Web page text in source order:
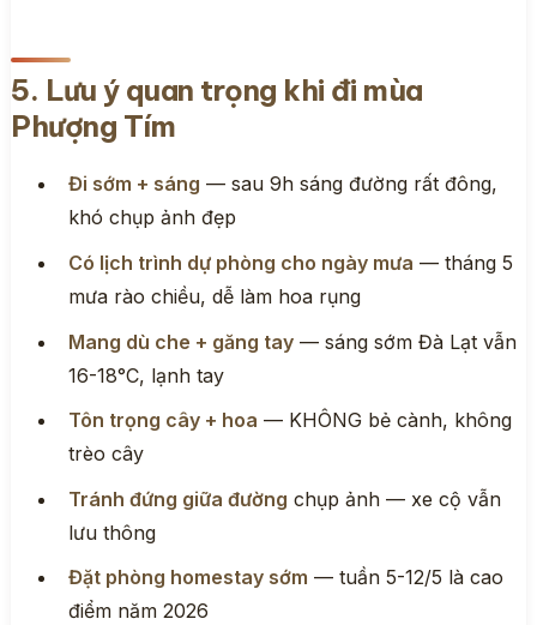
5. Lưu ý quan trọng khi đi mùa
Phượng Tím
Đi sớm + sáng — sau 9h sáng đường rất đông,
khó chụp ảnh đẹp
Có lịch trình dự phòng cho ngày mưa — tháng 5
mưa rào chiều, dễ làm hoa rụng
Mang dù che + găng tay — sáng sớm Đà Lạt vẫn
16-18°C, lạnh tay
Tôn trọng cây + hoa — KHÔNG bẻ cành, không
trèo cây
Tránh đứng giữa đường chụp ảnh — xe cộ vẫn
lưu thông
Đặt phòng homestay sớm — tuần 5-12/5 là cao
điểm năm 2026